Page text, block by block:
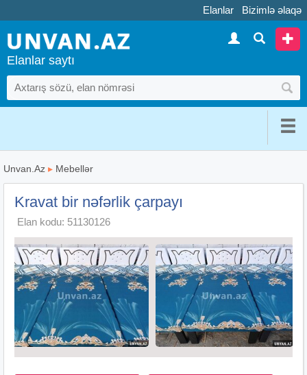
Elanlar Bizimlə əlaqə
Elanlar saytı
Unvan.Az ▸ Mebellər
Kravat bir nəfərlik çarpayı
Elan kodu: 51130126